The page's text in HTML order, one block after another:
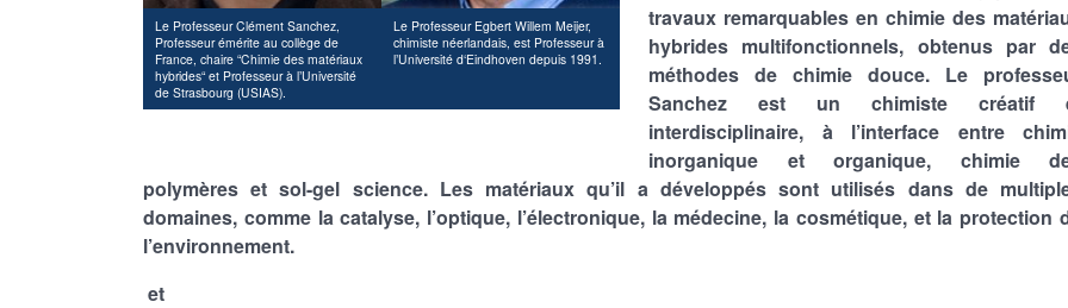
Le Professeur Clément Sanchez,
Professeur émérite au collège de
France, chaire “Chimie des matériaux
hybrides“ et Professeur à l’Université
de Strasbourg (USIAS).
Le Professeur Egbert Willem Meijer,
chimiste néerlandais, est Professeur à
l’Université d‘Eindhoven depuis 1991.
travaux remarquables en chimie des
hybrides multifonctionnels, obtenus par
méthodes de chimie douce. Le
Sanchez est un chimiste créatif
interdisciplinaire, à l’interface entre
inorganique et organique, chimie
polymères et sol-gel science. Les matériaux qu’il a développés sont utilisés dans de
domaines, comme la catalyse, l’optique, l’électronique, la médecine, la cosmétique, et la protection
l’environnement.
et